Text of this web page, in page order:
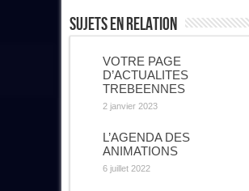
Sujets En Relation
VOTRE PAGE
D’ACTUALITES
TREBEENNES
2 janvier 2023
L’AGENDA DES
ANIMATIONS
6 juillet 2022